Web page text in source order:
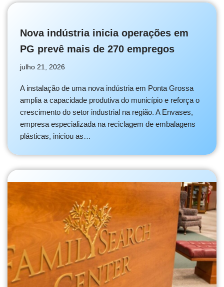
Nova indústria inicia operações em
PG prevê mais de 270 empregos
julho 21, 2026
A instalação de uma nova indústria em Ponta Grossa
amplia a capacidade produtiva do município e reforça o
crescimento do setor industrial na região. A Envases,
empresa especializada na reciclagem de embalagens
plásticas, iniciou as…